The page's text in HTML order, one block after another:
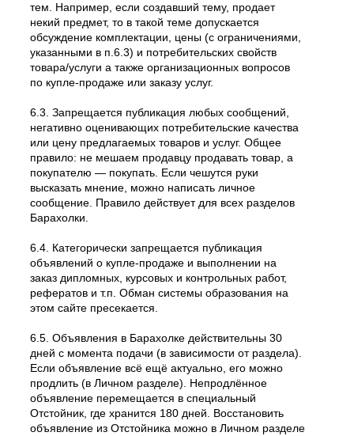
тем. Например, если создавший тему, продает
некий предмет, то в такой теме допускается
обсуждение комплектации, цены (с ограничениями,
указанными в п.6.3) и потребительских свойств
товара/услуги а также организационных вопросов
по купле-продаже или заказу услуг.
6.3. Запрещается публикация любых сообщений,
негативно оценивающих потребительские качества
или цену предлагаемых товаров и услуг. Общее
правило: не мешаем продавцу продавать товар, а
покупателю — покупать. Если чешутся руки
высказать мнение, можно написать личное
сообщение. Правило действует для всех разделов
Барахолки.
6.4. Категорически запрещается публикация
объявлений о купле-продаже и выполнении на
заказ дипломных, курсовых и контрольных работ,
рефератов и т.п. Обман системы образования на
этом сайте пресекается.
6.5. Объявления в Барахолке действительны 30
дней с момента подачи (в зависимости от раздела).
Если объявление всё ещё актуально, его можно
продлить (в Личном разделе). Непродлённое
объявление перемещается в специальный
Отстойник, где хранится 180 дней. Восстановить
объявление из Отстойника можно в Личном разделе